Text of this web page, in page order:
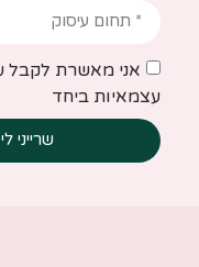
אני מאשרת לקבל
עצמאיות ביחד
שרייני